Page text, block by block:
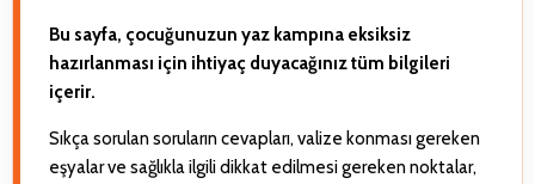
Bu sayfa, çocuğunuzun yaz kampına eksiksiz
hazırlanması için ihtiyaç duyacağınız tüm bilgileri
içerir.
Sıkça sorulan soruların cevapları, valize konması gereken
eşyalar ve sağlıkla ilgili dikkat edilmesi gereken noktalar,